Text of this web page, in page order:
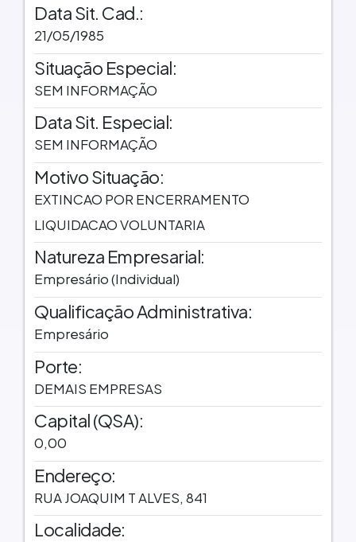
Data Sit. Cad.:
21/05/1985
Situação Especial:
SEM INFORMAÇÃO
Data Sit. Especial:
SEM INFORMAÇÃO
Motivo Situação:
EXTINCAO POR ENCERRAMENTO
LIQUIDACAO VOLUNTARIA
Natureza Empresarial:
Empresário (Individual)
Qualificação Administrativa:
Empresário
Porte:
DEMAIS EMPRESAS
Capital (QSA):
0,00
Endereço:
RUA JOAQUIM T ALVES, 841
Localidade: